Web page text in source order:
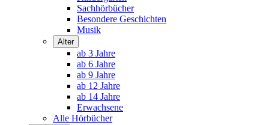
Sachhörbücher
Besondere Geschichten
Musik
Alter
ab 3 Jahre
ab 6 Jahre
ab 9 Jahre
ab 12 Jahre
ab 14 Jahre
Erwachsene
Alle Hörbücher